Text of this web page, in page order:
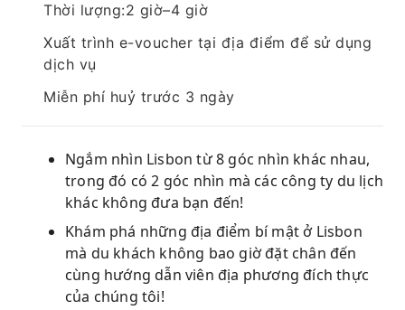
Thời lượng:2 giờ–4 giờ
Xuất trình e-voucher tại địa điểm để sử dụng
dịch vụ
Miễn phí huỷ trước 3 ngày
Ngắm nhìn Lisbon từ 8 góc nhìn khác nhau,
trong đó có 2 góc nhìn mà các công ty du lịch
khác không đưa bạn đến!
Khám phá những địa điểm bí mật ở Lisbon
mà du khách không bao giờ đặt chân đến
cùng hướng dẫn viên địa phương đích thực
của chúng tôi!